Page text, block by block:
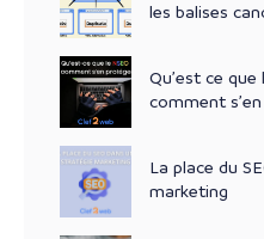
les balises
Qu’est ce
comment
La place du
marketing